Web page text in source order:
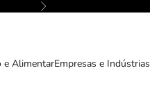
Próximo
e AlimentarEmpresas e Indústrias